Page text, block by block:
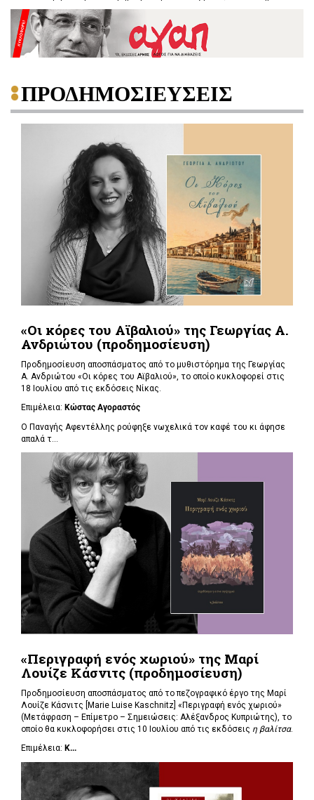
ΠΡΟΔΗΜΟΣΙΕΥΣΕΙΣ
«Οι κόρες του Αϊβαλιού» της Γεωργίας Α.
Ανδριώτου (προδημοσίευση)
Προδημοσίευση αποσπάσματος από το μυθιστόρημα της Γεωργίας
Α. Ανδριώτου «Οι κόρες του Αϊβαλιού», το οποίο κυκλοφορεί στις
18 Ιουλίου από τις εκδόσεις Νίκας.
Επιμέλεια: Κώστας Αγοραστός
Ο Παναγής Αφεντέλλης ρούφηξε νωχελικά τον καφέ του κι άφησε
απαλά τ...
«Περιγραφή ενός χωριού» της Μαρί
Λουίζε Κάσνιτς (προδημοσίευση)
Προδημοσίευση αποσπάσματος από το πεζογραφικό έργο της Μαρί
Λουίζε Κάσνιτς [Marie Luise Kaschnitz] «Περιγραφή ενός χωριού»
(Μετάφραση – Επίμετρο – Σημειώσεις: Αλέξανδρος Κυπριώτης), το
οποίο θα κυκλοφορήσει στις 10 Ιουλίου από τις εκδόσεις η βαλίτσα.
Επιμέλεια: Κ...